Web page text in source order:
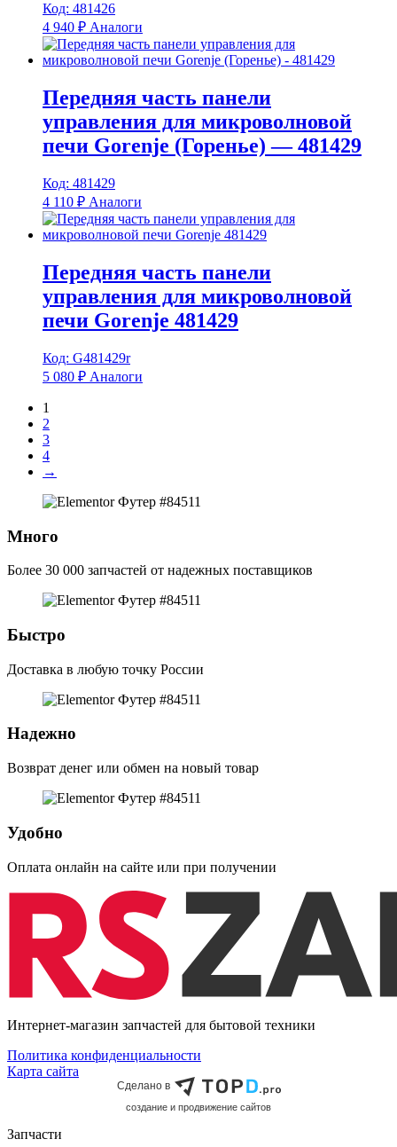
Код: 481426
4 940 ₽ Аналоги
Передняя часть панели
управления для микроволновой
печи Gorenje (Горенье) — 481429
Код: 481429
4 110 ₽ Аналоги
Передняя часть панели
управления для микроволновой
печи Gorenje 481429
Код: G481429r
5 080 ₽ Аналоги
1
2
3
4
→
Много
Более 30 000 запчастей от надежных поставщиков
Быстро
Доставка в любую точку России
Надежно
Возврат денег или обмен на новый товар
Удобно
Оплата онлайн на сайте или при получении
Интернет-магазин запчастей для бытовой техники
Политика конфиденциальности
Карта сайта
Сделано в
cоздание и продвижение сайтов
Запчасти